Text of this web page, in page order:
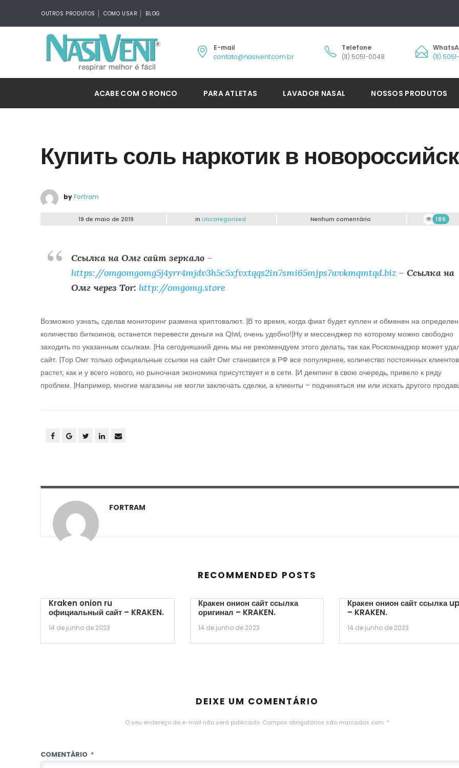
OUTROS PRODUTOS COMO USAR BLOG
E-mail
contato@nasivent.com.br
Telefone
(11) 5051-0048
(11)
ACABE COM O RONCO PARA ATLETAS LAVADOR NASAL NOSSOS PRODUTOS
Купить соль наркотик в
byFortram
19 de maio de 2019 in Uncategorized Nenhum comentário 186
Ссылка на Омг сайт зеркало –
https://omgomgomg5j4yrr4mjdv3h5c5xfvxtqqs2in7smi65mjps7wvkmqmtqd.biz – Ссылка на
Омг через Tor: http://omgomg.store
Возможно узнать, сделав мониторинг размена криптовалют. |В то время, когда фиат будет куплен и обменен на
количество биткоинов, останется перевести деньги на Qiwi, очень удобно!|Ну и мессенджер по которому можно свободно
заходить по указанным ссылкам. |На сегодняшний день мы не рекомендуем этого делать, так как Роскомнадзор может
сайт. |Тор Омг только официальные ссылки на сайт Омг становится в РФ все популярнее, количество постоянных клиентов
растет, как и у всего нового, но рыночная экономика присутствует и в сети. |И демпинг в свою очередь, привело к ряду
проблем. |Например, многие магазины не могли заключать сделки, а клиенты – подчиняться им или искать другого
FORTRAM
RECOMMENDED POSTS
Kraken onion ru
официальный сайт – KRAKEN.
14 de junho de 2023
Кракен онион сайт ссылка
оригинал – KRAKEN.
14 de junho de 2023
Кракен онион сайт ссылка up
– KRAKEN.
14 de junho de 2023
DEIXE UM COMENTÁRIO
O seu endereço de e-mail não será publicado. Campos obrigatórios são marcados com *
COMENTÁRIO *